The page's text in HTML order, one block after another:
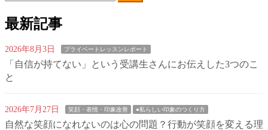
最新記事
2026年8月3日 プライベートレッスンレポート
「自信が持てない」という受講生さんにお伝えした3つのこ
と
2026年7月27日 笑顔・表情・印象改善 ●私らしい印象のつくり方
自然な笑顔になれないのは心の問題？行動が笑顔を変える理